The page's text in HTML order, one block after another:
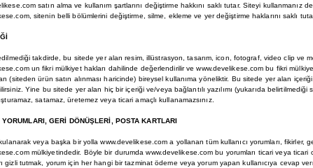
satın alma ve kullanım şartlarını değiştirme hakkını saklı tutar. Siteyi kullanmanız
sitenin belli bölümlerini değiştirme, silme, ekleme ve yer değiştirme haklarını saklı
takdirde, bu sitede yer alan resim, illüstrasyon, tasarım, icon, fotograf, video clip ve
un fikri mülkiyet hakları dahilinde değerlendirilir ve www.develikese.com bu fikri
(siteden ürün satın alınması haricinde) bireysel kullanıma yöneliktir. Bu sitede yer alan
Yine bu sitede yer alan hiç bir içeriği ve/veya bağlantılı yazılımı (yukarıda
satamaz, üretemez veya ticari amaçlı kullanamazsınız.
GERİ DÖNÜŞLERİ, POSTA KARTLARI
veya başka bir yolla www.develikese.com a yollanan tüm kullanıcı yorumları, fikirler,
mülkiyetindedir. Böyle bir durumda www.develikese.com bu yorumları ticari veya
gizli tutmak, yorum için her hangi bir tazminat ödeme veya yorum yapan kullanıcıya cevap